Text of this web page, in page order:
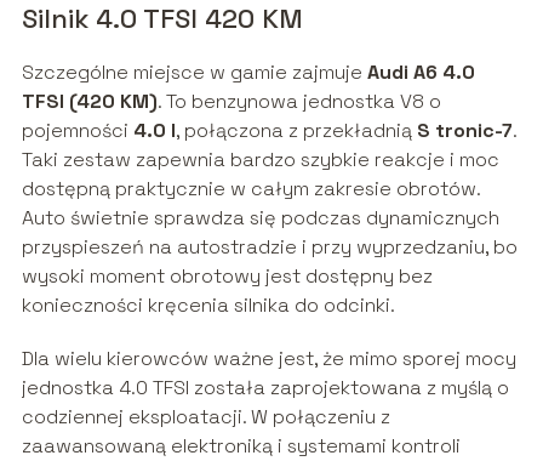
Silnik 4.0 TFSI 420 KM
Szczególne miejsce w gamie zajmuje Audi A6 4.0
TFSI (420 KM). To benzynowa jednostka V8 o
pojemności 4.0 l, połączona z przekładnią S tronic-7.
Taki zestaw zapewnia bardzo szybkie reakcje i moc
dostępną praktycznie w całym zakresie obrotów.
Auto świetnie sprawdza się podczas dynamicznych
przyspieszeń na autostradzie i przy wyprzedzaniu, bo
wysoki moment obrotowy jest dostępny bez
konieczności kręcenia silnika do odcinki.
Dla wielu kierowców ważne jest, że mimo sporej mocy
jednostka 4.0 TFSI została zaprojektowana z myślą o
codziennej eksploatacji. W połączeniu z
zaawansowaną elektroniką i systemami kontroli